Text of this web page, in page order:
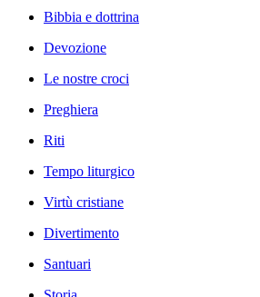
Bibbia e dottrina
Devozione
Le nostre croci
Preghiera
Riti
Tempo liturgico
Virtù cristiane
Divertimento
Santuari